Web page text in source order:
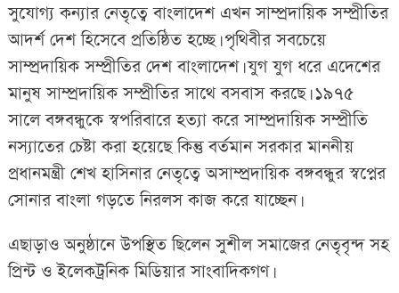
সুযোগ্য কন্যার নেতৃত্বে বাংলাদেশ এখন সাম্প্রদায়িক সম্প্রীতির
আদর্শ দেশ হিসেবে প্রতিষ্ঠিত হচ্ছে। পৃথিবীর সবচেয়ে
সাম্প্রদায়িক সম্প্রীতির দেশ বাংলাদেশ। যুগ যুগ ধরে এদেশের
মানুষ সাম্প্রদায়িক সম্প্রীতির সাথে বসবাস করছে। ১৯৭৫
সালে বঙ্গবন্ধুকে স্বপরিবারে হত্যা করে সাম্প্রদায়িক সম্প্রীতি
নস্যাতের চেষ্টা করা হয়েছে কিন্তু বর্তমান সরকার মাননীয়
প্রধানমন্ত্রী শেখ হাসিনার নেতৃত্বে অসাম্প্রদায়িক বঙ্গবন্ধুর স্বপ্নের
সোনার বাংলা গড়তে নিরলস কাজ করে যাচ্ছেন।
এছাড়াও অনুষ্ঠানে উপস্থিত ছিলেন সুশীল সমাজের নেতৃবৃন্দ সহ
প্রিন্ট ও ইলেকট্রনিক মিডিয়ার সাংবাদিকগণ।